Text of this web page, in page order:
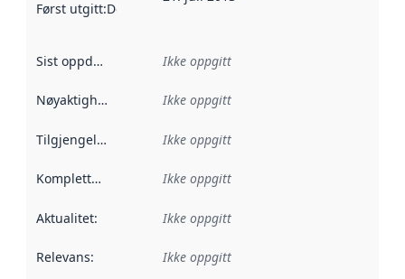
Først utgitt:Denne datoen sier når dataene i dette
Sist oppdatert Ikke oppgitt
Nøyaktighet Ikke oppgitt
Tilgjengelighet Ikke oppgitt
Kompletthet Ikke oppgitt
Aktualitet: Ikke oppgitt
Relevans: Ikke oppgitt